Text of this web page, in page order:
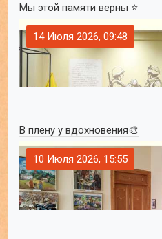
Мы этой памяти верны ⭐
14 Июля 2026, 09:48
В плену у вдохновения🎨
10 Июля 2026, 15:55